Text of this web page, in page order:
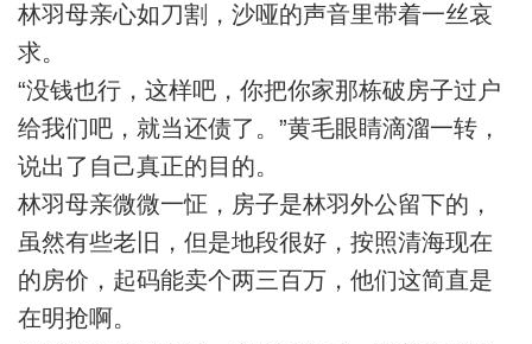
林羽母亲心如刀割，沙哑的声音里带着一丝哀
求。
“没钱也行，这样吧，你把你家那栋破房子过户
给我们吧，就当还债了。”黄毛眼睛滴溜一转，
说出了自己真正的目的。
林羽母亲微微一怔，房子是林羽外公留下的，
虽然有些老旧，但是地段很好，按照清海现在
的房价，起码能卖个两三百万，他们这简直是
在明抢啊。